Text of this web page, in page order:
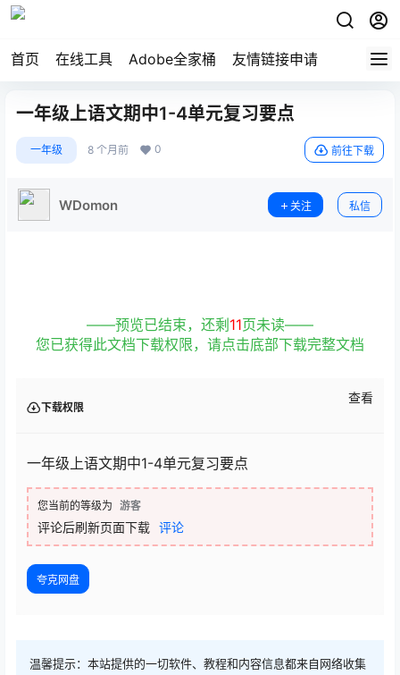
首页 在线工具 Adobe全家桶 友情链接申请
一年级上语文期中1-4单元复习要点
一年级 8 个月前 0 前往下载
WDomon 关注 私信
——预览已结束，还剩 11页未读——
您已获得此文档下载权限，请点击底部下载完整文档
下载权限
查看
一年级上语文期中1-4单元复习要点
您当前的等级为 游客
评论后刷新页面下载 评论
夸克网盘
温馨提示：本站提供的一切软件、教程和内容信息都来自网络收集